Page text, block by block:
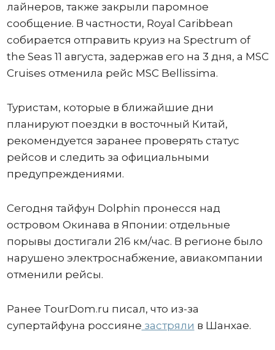
лайнеров, также закрыли паромное
сообщение. В частности, Royal Caribbean
собирается отправить круиз на Spectrum of
the Seas 11 августа, задержав его на 3 дня, а MSC
Cruises отменила рейс MSC Bellissima.
Туристам, которые в ближайшие дни
планируют поездки в восточный Китай,
рекомендуется заранее проверять статус
рейсов и следить за официальными
предупреждениями.
Сегодня тайфун Dolphin пронесся над
островом Окинава в Японии: отдельные
порывы достигали 216 км/час. В регионе было
нарушено электроснабжение, авиакомпании
отменили рейсы.
Ранее TourDom.ru писал, что из-за
супертайфуна россияне застряли в Шанхае.